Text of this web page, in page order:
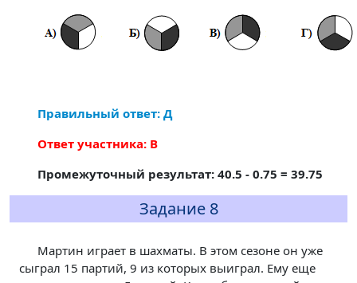
Правильный ответ: Д
Ответ участника: В
Промежуточный результат: 40.5 - 0.75 = 39.75
Задание 8
Мартин играет в шахматы. В этом сезоне он уже
сыграл 15 партий, 9 из которых выиграл. Ему еще